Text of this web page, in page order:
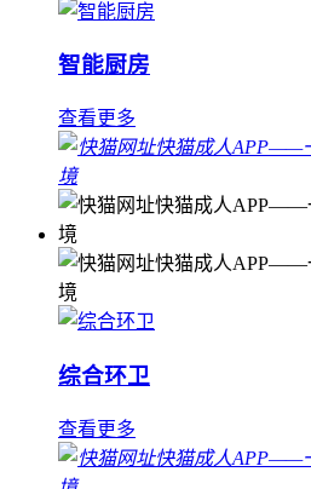
智能厨房
查看更多
综合环卫
查看更多